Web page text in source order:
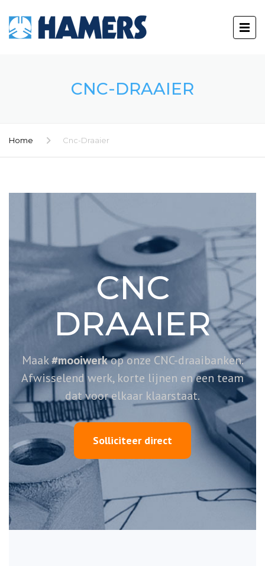
CNC-DRAAIER
Home Cnc-Draaier
CNC
DRAAIER
Maak#mooiwerkop onze CNC-draaibanken.
Afwisselend werk, korte lijnen en een team
dat voor elkaar klaarstaat.
Solliciteer direct